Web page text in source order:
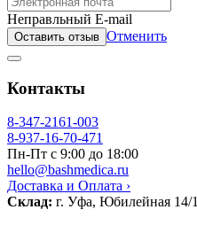
Неправльный E-mail
Оставить отзыв Отменить
Контакты
8-347-2161-003
8-937-16-70-471
Пн-Пт с 9:00 до 18:00
hello@bashmedica.ru
Доставка и Оплата ›
Склад: г. Уфа, Юбилейная 14/1